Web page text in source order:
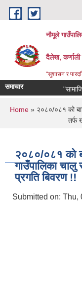
Skip to main content
नौमूले
दैलेख,
"सुशासन र
समाचार "सामाजिक
You are
Home » २०८०/०८१ को
तर्फ
२०८०/०८१ को
गाउँपालिका चालु
प्रगति बिवरण !!
Submitted on: Thu,